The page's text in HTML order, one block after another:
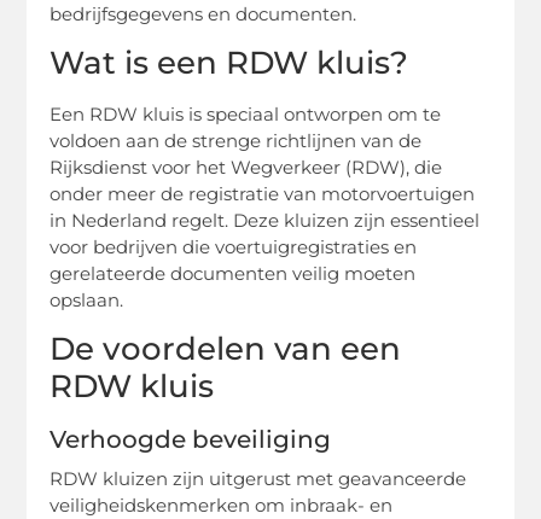
bedrijfsgegevens en documenten.
Wat is een RDW kluis?
Een RDW kluis is speciaal ontworpen om te
voldoen aan de strenge richtlijnen van de
Rijksdienst voor het Wegverkeer (RDW), die
onder meer de registratie van motorvoertuigen
in Nederland regelt. Deze kluizen zijn essentieel
voor bedrijven die voertuigregistraties en
gerelateerde documenten veilig moeten
opslaan.
De voordelen van een
RDW kluis
Verhoogde beveiliging
RDW kluizen zijn uitgerust met geavanceerde
veiligheidskenmerken om inbraak- en